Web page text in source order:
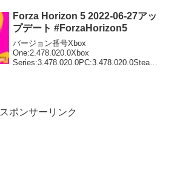
Forza Horizon 5 2022-06-27アッ
プデート #ForzaHorizon5
バージョン番号Xbox
One:2.478.020.0Xbox
Series:3.478.020.0PC:3.478.020.0Steam:
スポンサーリンク